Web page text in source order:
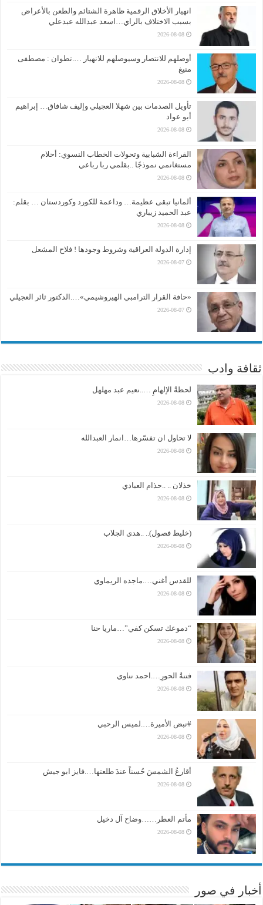
انهيار الأخلاق الرقمية ظاهرة الشتائم والطعن بالأعراض
بسبب الاختلاف بالراي…اسعد عبدالله عبدعلي
2026-08-08
أوصلهم للانتصار وسيوصلهم للانهيار ….تطوان : مصطفى
منيغ
2026-08-08
تأويل الصدمات بين شهلا العجيلي وإليف شافاق… إبراهيم
أبو عواد
2026-08-08
القراءة الشبابية وتحولات الخطاب النسوي: أحلام
مستغانمي نموذجًا ..بقلمي ربا رباعي
2026-08-08
ألمانيا تبقى عظيمة… وداعمة للكورد وكوردستان … بقلم:
عبد الحميد زيباري
2026-08-08
إدارة الدولة العراقية وشروط وجودها ! فلاح المشعل
2026-08-07
«حافة القرار الترامبي الهيروشيمي»….الدكتور ثائر العجيلي
2026-08-07
ثقافة وادب
لحظةُ الإلهامِ …..نعيم عبد مهلهل
2026-08-08
لا تحاول ان تفسّرها…انمار العبدالله
2026-08-08
خذلان .. ..حذام العبادي
2026-08-08
(خليط فصول).. ..هدى الجلاب
2026-08-08
للقدس أغني….ماجده الريماوي
2026-08-08
“دموعك تسكن كفي”…ماريا حنا
2026-08-08
فتنةُ الحورِ….احمد نناوي
2026-08-08
#نبض الأميرة….لميس الرحبي
2026-08-08
أقارعُ الشمسَ حُسناً عندَ طلعتها….فايز ابو جيش
2026-08-08
مأتم العطر……وضاح آل دخيل
2026-08-08
أخبار في صور